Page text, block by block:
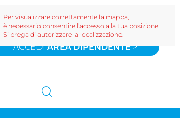
ACCEDIAREA DIPENDENTE>
Per visualizzare correttamente la mappa,
è necessario consentire l'accesso alla tua posizione.
Si prega di autorizzare la localizzazione.